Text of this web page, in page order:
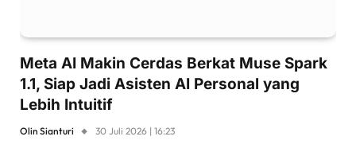
Meta AI Makin Cerdas Berkat Muse Spark
1.1, Siap Jadi Asisten AI Personal yang
Lebih Intuitif
Olin Sianturi 30 Juli 2026 | 16:23